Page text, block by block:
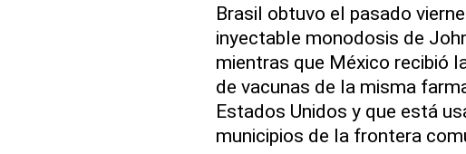
Brasil obtuvo el pasado
inyectable monodosis de
mientras que México recibió
de vacunas de la misma
Estados Unidos y que está
municipios de la frontera